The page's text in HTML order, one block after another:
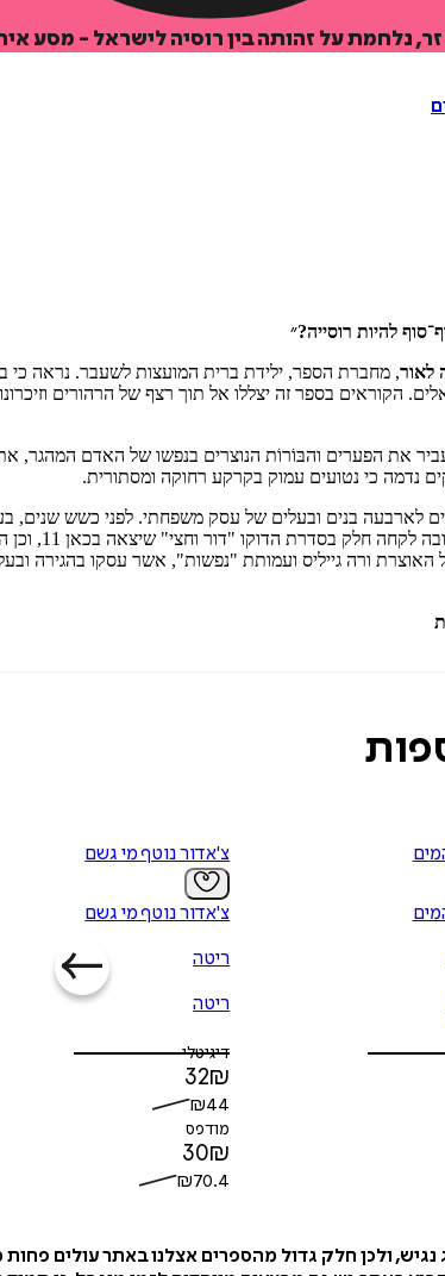
נלחמת על זהותה בין רוסיה לישראל - מסע
להיות רוסייה?״
לאור, מחברת הספר, ילידת ברית המועצות לשעבר. נראה כי
הקוראים בספר זה יצללו אל תוך רצף של הרהורים
את הפערים והבּוֹרוֹת הנוצרים בנפשו של האדם
נדמה כי נטועים עמוק בקרקע רחוקה ומסתורית.
לארבעה בנים ובעלים של עסק משפחתי. לפני כשש
פרצו
האוצרת ורה גייליס ועמותת "נפשות", אשר עסקו בהגירה
צ'אדור נוטף מי גשם
צ'אדור נוטף מי גשם
ריטה
ריטה
דיגיטלי
32₪
₪44
מודפס
30₪
₪70.4
נגיש, ולכן חלק גדול מהספרים אצלנו באתר עולים